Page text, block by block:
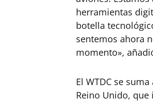
herramientas
botella
sentemos ahora
momento»,
El WTDC se
Reino Unido, que